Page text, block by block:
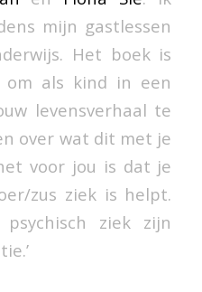
mijn gastlessen
Het boek is
om als kind in een
levensverhaal te
over wat dit met je
voor jou is dat je
zus ziek is helpt.
ziek zijn